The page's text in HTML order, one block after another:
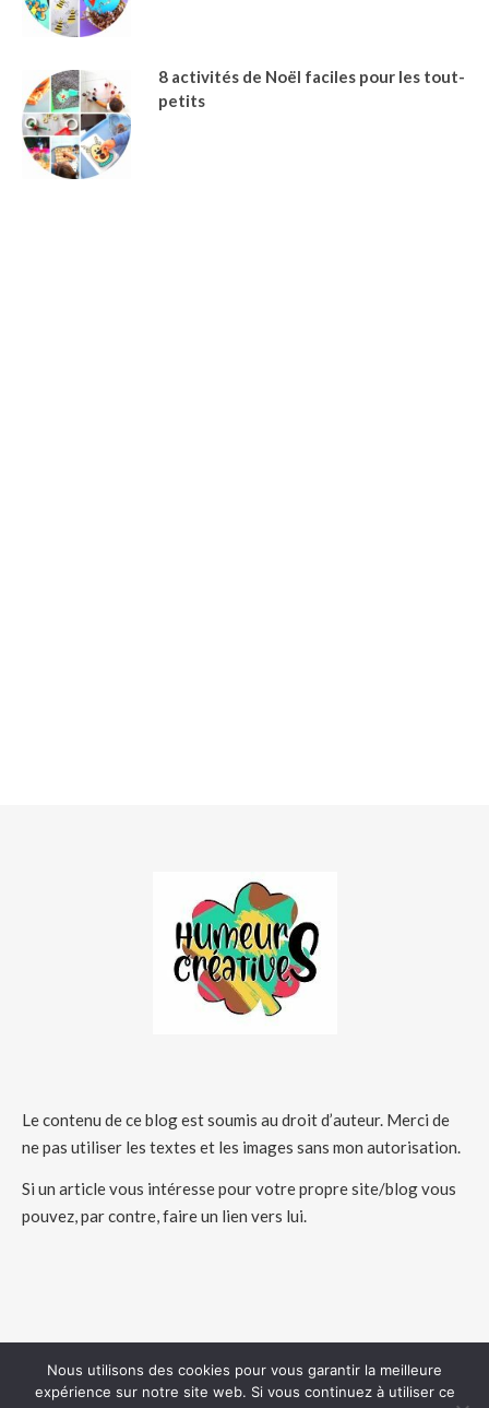
8 activités de Noël faciles pour les tout-
petits
Le contenu de ce blog est soumis au droit d’auteur. Merci de
ne pas utiliser les textes et les images sans mon autorisation.
Si un article vous intéresse pour votre propre site/blog vous
pouvez, par contre, faire un lien vers lui.
Nous utilisons des cookies pour vous garantir la meilleure
expérience sur notre site web. Si vous continuez à utiliser ce